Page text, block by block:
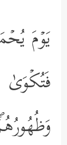
یَوۡمَ
فَتُكۡوَىٰ